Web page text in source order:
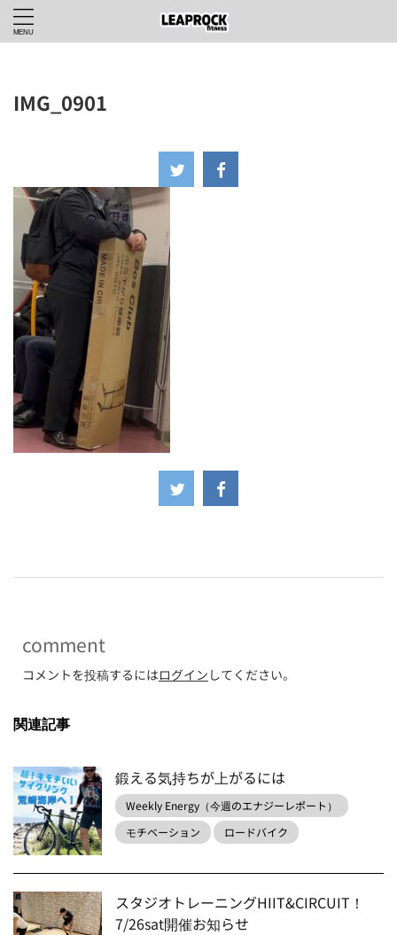
IMG_0901
comment
コメントを投稿するにはログイン してください。
関連記事
鍛える気持ちが上がるには
Weekly Energy（今週のエナジーレポート）
モチベーション
ロードバイク
スタジオトレーニングHIIT&CIRCUIT！
7/26sat開催お知らせ